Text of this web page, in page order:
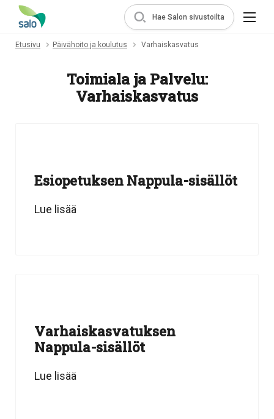
Hae Salon sivustoilta
Etusivu Päivähoito ja koulutus Varhaiskasvatus
Toimiala ja Palvelu:
Varhaiskasvatus
Esiopetuksen Nappula-sisällöt
Lue lisää
Varhaiskasvatuksen
Nappula-sisällöt
Lue lisää